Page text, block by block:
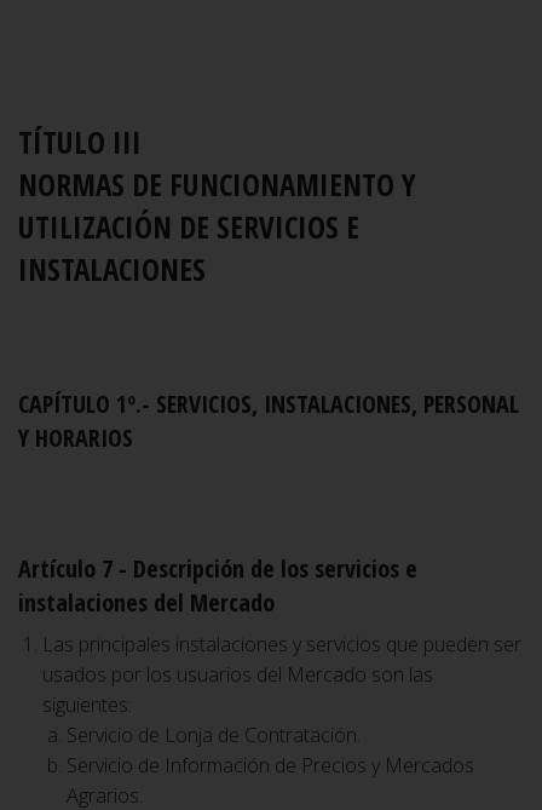
TÍTULO III
NORMAS DE FUNCIONAMIENTO Y
UTILIZACIÓN DE SERVICIOS E
INSTALACIONES
CAPÍTULO 1º.- SERVICIOS, INSTALACIONES, PERSONAL
Y HORARIOS
Artículo 7 - Descripción de los servicios e
instalaciones del Mercado
Las principales instalaciones y servicios que pueden ser
usados por los usuarios del Mercado son las
siguientes:
Servicio de Lonja de Contratación.
Servicio de Información de Precios y Mercados
Agrarios.